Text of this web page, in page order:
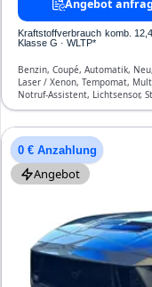
Angebot
Kraftstoffverbrauch komb.
Klasse G · WLTP*
Benzin, Coupé, Automatik,
Laser / Xenon, Tempomat,
Notruf-Assistent, Lichtsensor,
Freisprecheinrichtung,
0 € Anzahlung
Angebot